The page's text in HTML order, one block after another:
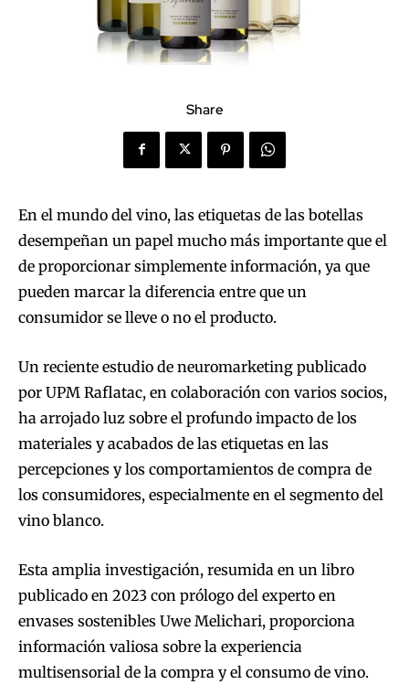
Share
En el mundo del vino, las etiquetas de las botellas
desempeñan un papel mucho más importante que el
de proporcionar simplemente información, ya que
pueden marcar la diferencia entre que un
consumidor se lleve o no el producto.
Un reciente estudio de neuromarketing publicado
por UPM Raflatac, en colaboración con varios socios,
ha arrojado luz sobre el profundo impacto de los
materiales y acabados de las etiquetas en las
percepciones y los comportamientos de compra de
los consumidores, especialmente en el segmento del
vino blanco.
Esta amplia investigación, resumida en un libro
publicado en 2023 con prólogo del experto en
envases sostenibles Uwe Melichari, proporciona
información valiosa sobre la experiencia
multisensorial de la compra y el consumo de vino.